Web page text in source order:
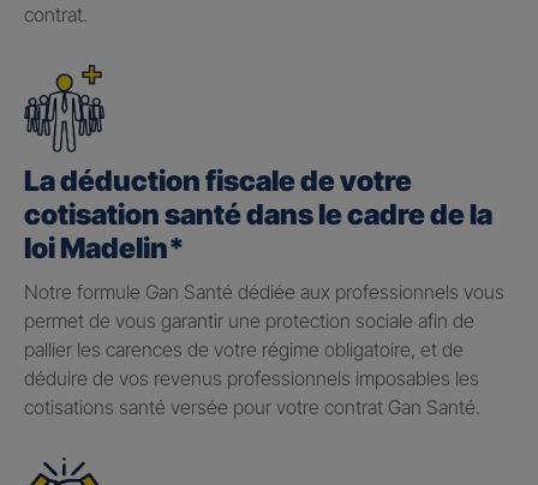
contrat.
La déduction fiscale de votre
cotisation santé dans le cadre de la
loi Madelin*
Notre formule Gan Santé dédiée aux professionnels vous
permet de vous garantir une protection sociale afin de
pallier les carences de votre régime obligatoire, et de
déduire de vos revenus professionnels imposables les
cotisations santé versée pour votre contrat Gan Santé.